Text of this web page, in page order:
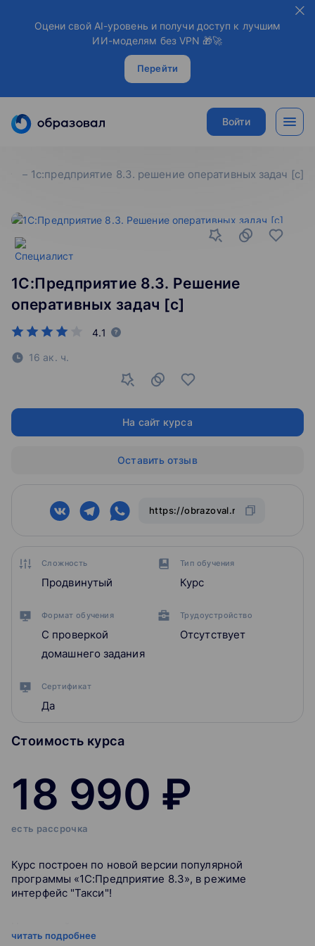
Оцени свой AI-уровень и получи доступ к лучшим
ИИ-моделям без VPN 🎁🚀
Перейти
Войти
1с:предприятие 8.3. решение оперативных задач [c]
Сложность
Продвинутый
Тип обучения
Курс
Формат обучения
С проверкой
домашнего задания
Трудоустройство
Отсутствует
Сертификат
Да
Стоимость курса
18 990 ₽
есть рассрочка
Курс построен по новой версии популярной
программы «1С:Предприятие 8.3», в режиме
интерфейс "Такси"!
"1С:Предприятие 8.3. Введение в конфигурирование.
читать подробнее
1С:Предприятие 8.3. Решение
оперативных задач [c]
4.1
16 ак. ч.
На сайт курса
Оставить отзыв